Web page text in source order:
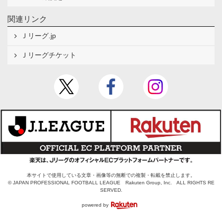
関連リンク
Ｊリーグ.jp
Ｊリーグチケット
本サイトで使用している文章・画像等の無断での複製・転載を禁止します。
© JAPAN PROFESSIONAL FOOTBALL LEAGUE Rakuten Group, Inc. ALL RIGHTS RE
SERVED.
powered by